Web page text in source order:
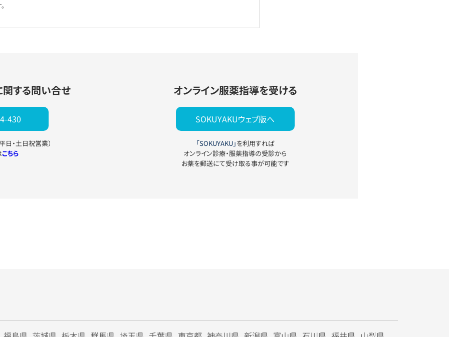
する問い合せ
430
日・土日祝営業）
こちら
オンライン服薬指導を受ける
SOKUYAKUウェブ版へ
「SOKUYAKU」を利用すれば
オンライン診療・服薬指導の受診から
お薬を郵送にて受け取る事が可能です